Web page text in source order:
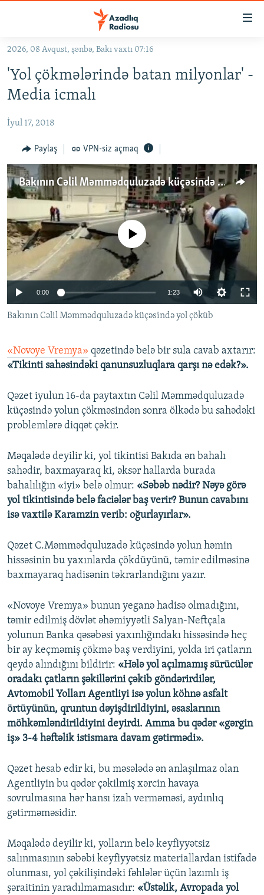
Əsas
qayıt
Əsas
qayıt
#İZAHLA
#ƏSLINDƏ
FƏRQƏ BAX
QANUNI DOĞRU
ARAŞDIRMA
MULTIMEDIA
VIDEO
FOTOQALEREYA
İNFOQRAFIKA
KARIKATURA
RADIO ARXIV
OXU ZALI
AZƏRBAYCAN ƏDƏBIYYATI KITABXANASI
İSLAM VƏ DEMOKRATIYA
İZ - MƏDƏNIYYƏT PROQRAMI
HAQQIMIZDA
MISSIYAMIZ
PEŞƏ ETIKASI VƏ JURNALISTIKA STANDARTLARIMIZ
MATERIALLARIMIZDAN ISTIFADƏ
BIZIMLƏ ƏLAQƏ
2026, 08 Avqust, şənbə, Bakı vaxtı 07:16
'Yol çökmələrində batan milyonlar' -
Media icmalı
İyul 17, 2018
Paylaş VPN-siz açmaq
Bakının Cəlil Məmmədquluzadə küçəsində yol çöküb
No media source currently available
0:00 1:23
Bakının Cəlil Məmmədquluzadə küçəsində yol çöküb
«Novoye Vremya» qəzetində belə bir sula cavab axtarır:
«Tikinti sahəsindəki qanunsuzluqlara qarşı nə edək?».
Qəzet iyulun 16-da paytaxtın Cəlil Məmmədquluzadə
küçəsində yolun çökməsindən sonra ölkədə bu sahədəki
problemlərə diqqət çəkir.
Məqalədə deyilir ki, yol tikintisi Bakıda ən bahalı
sahədir, baxmayaraq ki, əksər hallarda burada
bahalılığın «iyi» belə olmur: «Səbəb nədir? Nəyə görə
yol tikintisində belə faciələr baş verir? Bunun cavabını
isə vaxtilə Karamzin verib: oğurlayırlar».
Qəzet C.Məmmədquluzadə küçəsində yolun həmin
hissəsinin bu yaxınlarda çökdüyünü, təmir edilməsinə
baxmayaraq hadisənin təkrarlandığını yazır.
«Novoye Vremya» bunun yeganə hadisə olmadığını,
təmir edilmiş dövlət əhəmiyyətli Salyan-Neftçala
yolunun Banka qəsəbəsi yaxınlığındakı hissəsində heç
bir ay keçməmiş çökmə baş verdiyini, yolda iri çatların
qeydə alındığını bildirir: «Hələ yol açılmamış sürücülər
oradakı çatların şəkillərini çəkib göndərirdilər,
Avtomobil Yolları Agentliyi isə yolun köhnə asfalt
örtüyünün, qruntun dəyişdirildiyini, əsaslarının
möhkəmləndirildiyini deyirdi. Amma bu qədər «gərgin
iş» 3-4 həftəlik istismara davam gətirmədi».
Qəzet hesab edir ki, bu məsələdə ən anlaşılmaz olan
Agentliyin bu qədər çəkilmiş xərcin havaya
sovrulmasına hər hansı izah verməməsi, aydınlıq
gətirməməsidir.
Məqalədə deyilir ki, yolların belə keyfiyyətsiz
salınmasının səbəbi keyfiyyətsiz materiallardan istifadə
olunması, yol çəkilişindəki fəhlələr üçün lazımlı iş
şəraitinin yaradılmamasıdır: «Üstəlik, Avropada yol